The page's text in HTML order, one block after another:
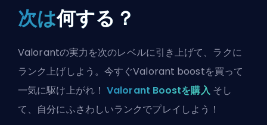
次は何する？
Valorantの実力を次のレベルに引き上げて、ラクに
ランク上げしよう。今すぐValorant boostを買って
一気に駆け上がれ！ Valorant Boostを購入 そし
て、自分にふさわしいランクでプレイしよう！